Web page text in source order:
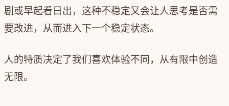
剧或早起看日出，这种不稳定又会让人思考是否需
要改进，从而进入下一个稳定状态。
人的特质决定了我们喜欢体验不同，从有限中创造
无限。